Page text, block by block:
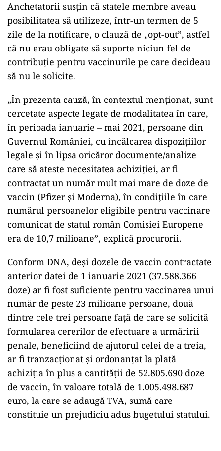
Anchetatorii susţin că statele membre aveau
posibilitatea să utilizeze, într-un termen de 5
zile de la notificare, o clauză de „opt-out”, astfel
că nu erau obligate să suporte niciun fel de
contribuţie pentru vaccinurile pe care decideau
să nu le solicite.
„În prezenta cauză, în contextul menţionat, sunt
cercetate aspecte legate de modalitatea în care,
în perioada ianuarie – mai 2021, persoane din
Guvernul României, cu încălcarea dispoziţiilor
legale şi în lipsa oricăror documente/analize
care să ateste necesitatea achiziţiei, ar fi
contractat un număr mult mai mare de doze de
vaccin (Pfizer şi Moderna), în condiţiile în care
numărul persoanelor eligibile pentru vaccinare
comunicat de statul român Comisiei Europene
era de 10,7 milioane”, explică procurorii.
Conform DNA, deşi dozele de vaccin contractate
anterior datei de 1 ianuarie 2021 (37.588.366
doze) ar fi fost suficiente pentru vaccinarea unui
număr de peste 23 milioane persoane, două
dintre cele trei persoane faţă de care se solicită
formularea cererilor de efectuare a urmăririi
penale, beneficiind de ajutorul celei de a treia,
ar fi tranzacţionat şi ordonanţat la plată
achiziţia în plus a cantităţii de 52.805.690 doze
de vaccin, în valoare totală de 1.005.498.687
euro, la care se adaugă TVA, sumă care
constituie un prejudiciu adus bugetului statului.